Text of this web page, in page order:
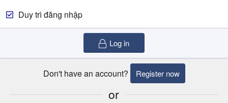
Duy trì đăng nhập
Log in
Don't have an account? Register now
or